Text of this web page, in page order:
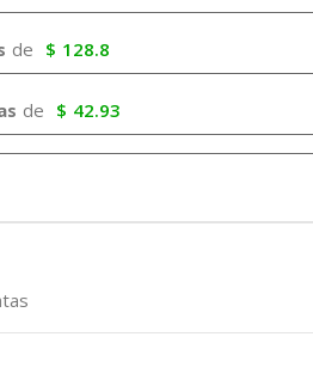
de $ 128.8
de $ 42.93